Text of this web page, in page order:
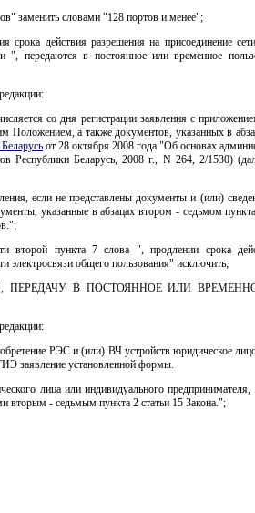
заменить словами "128 портов и менее";
срока действия разрешения на присоединение
", передаются в постоянное или временное
со дня регистрации заявления с
Положением, а также документов, указанных в
от 28 октября 2008 года "Об основах
Республики Беларусь, 2008 г., N 264, 2/1530)
если не представлены документы и (или)
указанные в абзацах втором - седьмом
второй пункта 7 слова ", продлении срока
электросвязи общего пользования" исключить;
", ПЕРЕДАЧУ В ПОСТОЯННОЕ ИЛИ
РЭС и (или) ВЧ устройств юридическое
заявление установленной формы.
лица или индивидуального предпринимателя,
вторым - седьмым пункта 2 статьи 15 Закона.";